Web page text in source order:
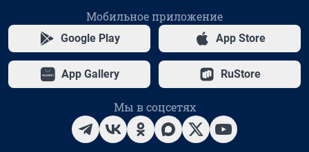
Мобильное приложение
Google Play App Store
App Gallery RuStore
Мы в соцсетях